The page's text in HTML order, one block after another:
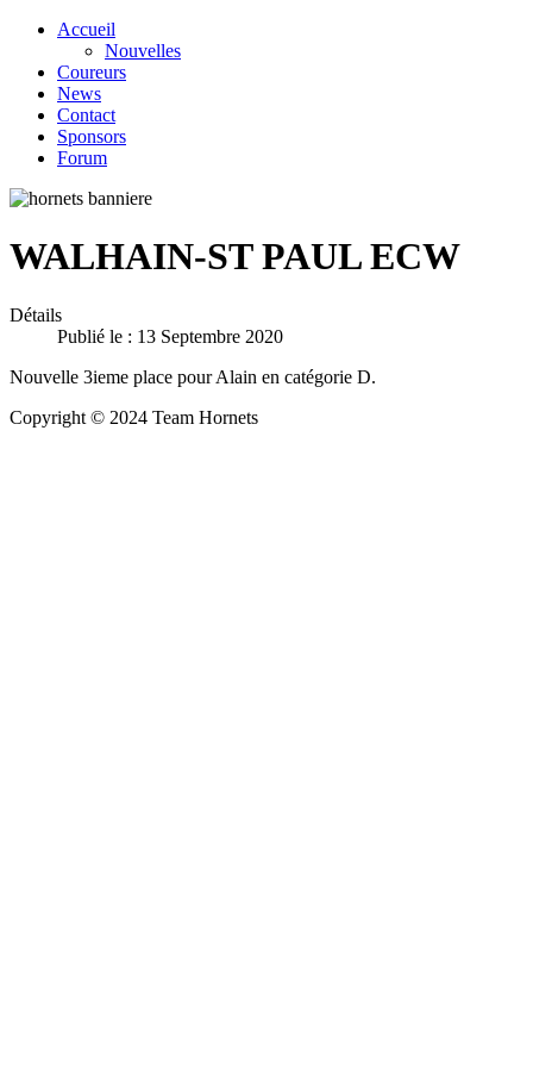
Accueil
Nouvelles
Coureurs
News
Contact
Sponsors
Forum
WALHAIN-ST PAUL ECW
Détails
Publié le : 13 Septembre 2020
Nouvelle 3ieme place pour Alain en catégorie D.
Copyright © 2024 Team Hornets